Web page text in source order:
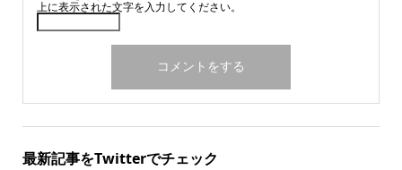
上に表示された文字を入力してください。
最新記事をTwitterでチェック